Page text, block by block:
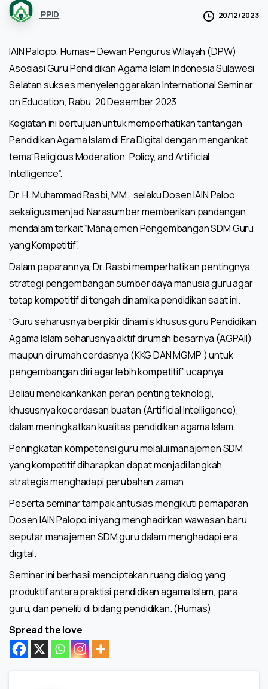
PPID 20/12/2023
IAIN Palopo, Humas– Dewan Pengurus Wilayah (DPW)
Asosiasi Guru Pendidikan Agama Islam Indonesia Sulawesi
Selatan sukses menyelenggarakan International Seminar
on Education, Rabu, 20 Desember 2023.
Kegiatan ini bertujuan untuk memperhatikan tantangan
Pendidikan Agama Islam di Era Digital dengan mengankat
tema“Religious Moderation, Policy, and Artificial
Intelligence”.
Dr. H. Muhammad Rasbi, MM., selaku Dosen IAIN Paloo
sekaligus menjadi Narasumber memberikan pandangan
mendalam terkait “Manajemen Pengembangan SDM Guru
yang Kompetitif”.
Dalam paparannya, Dr. Rasbi memperhatikan pentingnya
strategi pengembangan sumber daya manusia guru agar
tetap kompetitif di tengah dinamika pendidikan saat ini.
“Guru seharusnya berpikir dinamis khusus guru Pendidikan
Agama Islam seharusnya aktif dirumah besarnya (AGPAII)
maupun di rumah cerdasnya (KKG DAN MGMP ) untuk
pengembangan diri agar lebih kompetitif” ucapnya
Beliau menekankankan peran penting teknologi,
khususnya kecerdasan buatan (Artificial Intelligence),
dalam meningkatkan kualitas pendidikan agama Islam.
Peningkatan kompetensi guru melalui manajemen SDM
yang kompetitif diharapkan dapat menjadi langkah
strategis menghadapi perubahan zaman.
Peserta seminar tampak antusias mengikuti pemaparan
Dosen IAIN Palopo ini yang menghadirkan wawasan baru
seputar manajemen SDM guru dalam menghadapi era
digital.
Seminar ini berhasil menciptakan ruang dialog yang
produktif antara praktisi pendidikan agama Islam, para
guru, dan peneliti di bidang pendidikan. (Humas)
Spread the love